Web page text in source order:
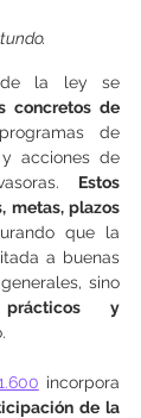
de la ley se
concretos de
de
acciones de
Estos
metas, plazos
que la
a buenas
sino
y
incorpora
de la